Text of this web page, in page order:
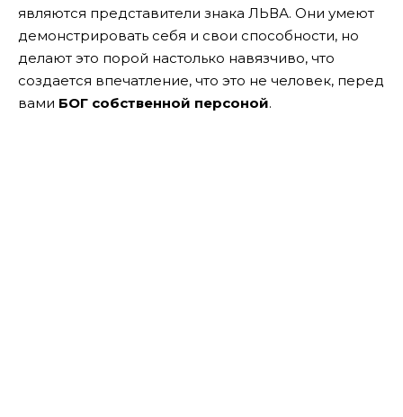
являются представители знака ЛЬВА. Они умеют
демонстрировать себя и свои способности, но
делают это порой настолько навязчиво, что
создается впечатление, что это не человек, перед
вами БОГ собственной персоной.